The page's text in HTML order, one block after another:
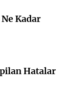
Kadar
Hatalar